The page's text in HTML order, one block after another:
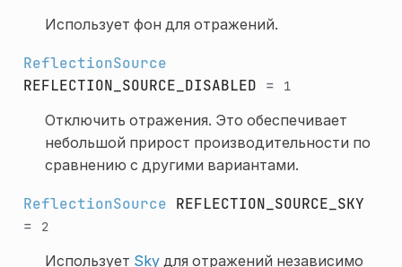
Использует фон для отражений.
ReflectionSource
REFLECTION_SOURCE_DISABLED = 1
Отключить отражения. Это обеспечивает
небольшой прирост производительности по
сравнению с другими вариантами.
ReflectionSource REFLECTION_SOURCE_SKY
=
2
Использует Skyдля отражений независимо